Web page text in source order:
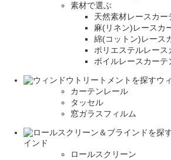
素材で選ぶ
天然素材レースカー
麻(リネン)レースカ
綿(コットン)レース
ポリエステルレース
ボイルレースカーテ
ウ
カーテンレール
タッセル
窓ガラスフィルム
インド
ロールスクリーン